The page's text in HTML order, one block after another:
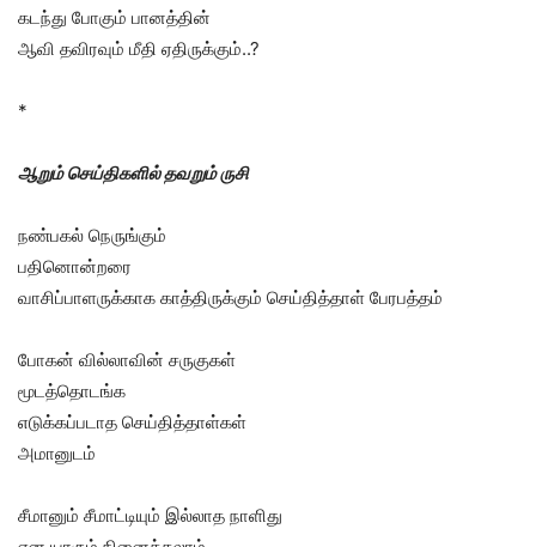
கடந்து போகும் பானத்தின்
ஆவி தவிரவும் மீதி ஏதிருக்கும்..?
*
ஆறும் செய்திகளில் தவறும் ருசி
நண்பகல் நெருங்கும்
பதினொன்றரை
வாசிப்பாளருக்காக காத்திருக்கும் செய்தித்தாள் பேரபத்தம்
போகன் வில்லாவின் சருகுகள்
மூடத்தொடங்க
எடுக்கப்படாத செய்தித்தாள்கள்
அமானுடம்
சீமானும் சீமாட்டியும் இல்லாத நாளிது